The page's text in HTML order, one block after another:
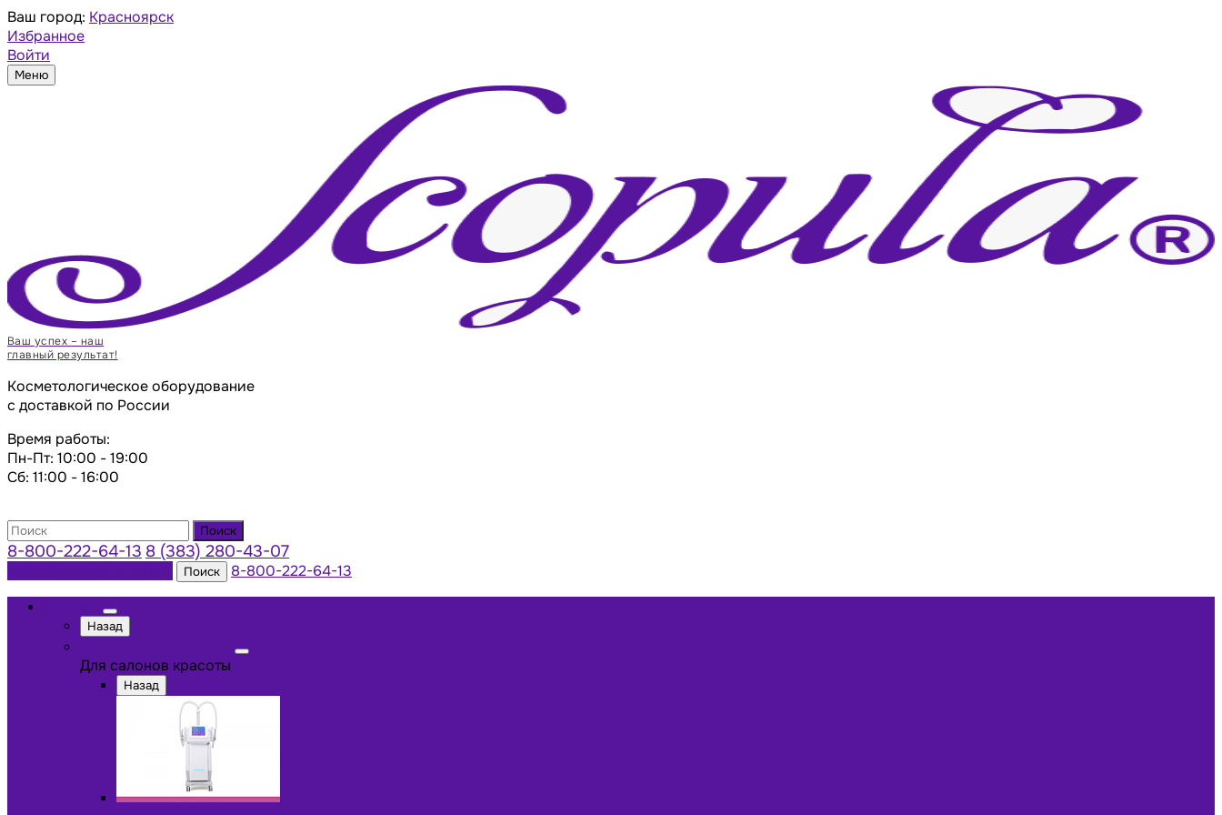
Ваш город: Красноярск
Избранное
Войти
Меню
Ваш успех – наш
главный результат!
Косметологическое оборудование
с доставкой по России
Время работы:
Пн-Пт: 10:00 - 19:00
Сб: 11:00 - 16:00
Поиск
8-800-222-64-13 8 (383) 280-43-07
Поиск
8-800-222-64-13
Назад
Для салонов красоты
Назад